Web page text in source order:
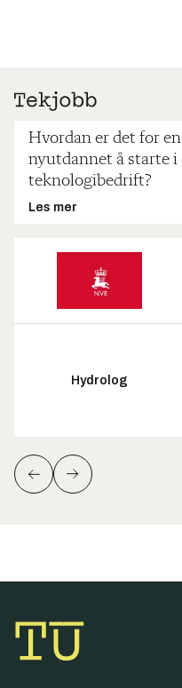
Hvordan er det for en
nyutdannet å starte i
teknologibedrift?
Les mer
Hydrolog